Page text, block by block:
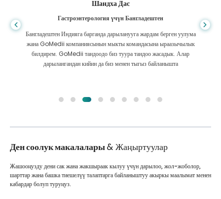
Шандха Дас
Гастроэнтерология үчүн Бангладештен
Бангладештен Индияга барганда дарыланууга жардам берген уулума
жана GoMedii компаниясынын мыкты командасына ыраазычылык
билдирем. GoMedii тандоодо биз туура тандоо жасадык. Алар
дарылангандан кийин да биз менен тыгыз байланышта
Ден соолук макалалары& Жаңыртуулар
Жашооңузду дени сак жана жакшыраак кылуу үчүн дарылоо, жол-жоболор,
шарттар жана башка тиешелүү талаптарга байланыштуу акыркы маалымат менен
кабардар болуп туруңуз.